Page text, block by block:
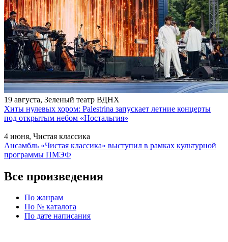
19 августа, Зеленый театр ВДНХ
Хиты нулевых хором: Palestrina запускает летние концерты
под открытым небом «Ностальгия»
4 июня, Чистая классика
Ансамбль «Чистая классика» выступил в рамках культурной
программы ПМЭФ
Все произведения
По жанрам
По № каталога
По дате написания